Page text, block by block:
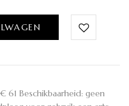
61 Beschikbaarheid: geen